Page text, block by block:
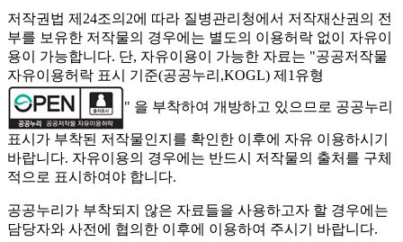
저작권법 제24조의2에 따라 질병관리청에서 저작재산권의 전
부를 보유한 저작물의 경우에는 별도의 이용허락 없이 자유이
용이 가능합니다. 단, 자유이용이 가능한 자료는 "공공저작물
자유이용허락 표시 기준(공공누리,KOGL) 제1유형
" 을 부착하여 개방하고 있으므로 공공누리
표시가 부착된 저작물인지를 확인한 이후에 자유 이용하시기
바랍니다. 자유이용의 경우에는 반드시 저작물의 출처를 구체
적으로 표시하여야 합니다.
공공누리가 부착되지 않은 자료들을 사용하고자 할 경우에는
담당자와 사전에 협의한 이후에 이용하여 주시기 바랍니다.